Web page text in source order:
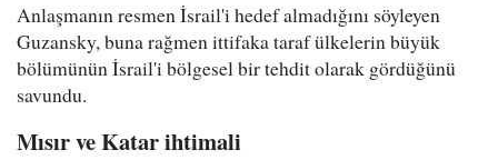
Anlaşmanın resmen İsrail'i hedef almadığını söyleyen
Guzansky, buna rağmen ittifaka taraf ülkelerin büyük
bölümünün İsrail'i bölgesel bir tehdit olarak gördüğünü
savundu.
Mısır ve Katar ihtimali